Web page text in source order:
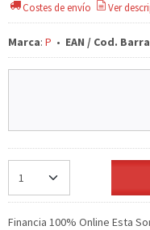
Costes de envío Ver
Marca: P • EAN / Cod.
Financia 100% Online Esta